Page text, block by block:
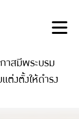
สมีพระบรม
ต่งตั้งให้ดำรง